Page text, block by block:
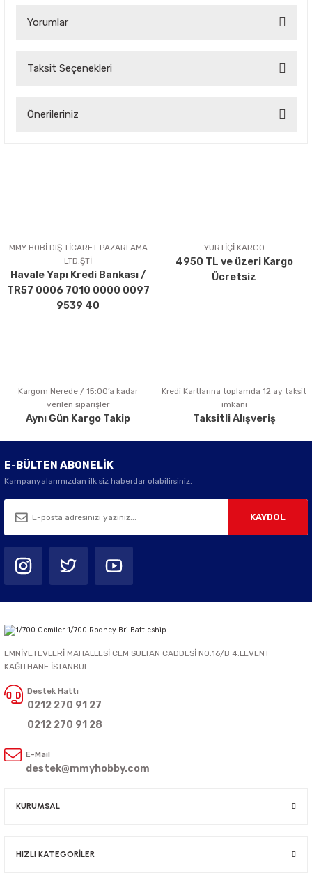
Yorumlar
Taksit Seçenekleri
Önerileriniz
Ürün açıklamasında eksik bilgiler bulunuyor.
Ürün bilgilerinde hatalar bulunuyor.
Ürün fiyatı diğer sitelerden daha pahalı.
Bu ürüne benzer farklı alternatifler olmalı.
Gönder
MMY HOBİ DIŞ TİCARET PAZARLAMA
LTD.ŞTİ
Havale Yapı Kredi Bankası /
TR57 0006 7010 0000 0097
9539 40
YURTİÇİ KARGO
4950 TL ve üzeri Kargo
Ücretsiz
Kargom Nerede / 15:00’a kadar
verilen siparişler
Aynı Gün Kargo Takip
Kredi Kartlarına toplamda 12 ay taksit
imkanı
Taksitli Alışveriş
E-BÜLTEN ABONELİK
Kampanyalarımızdan ilk siz haberdar olabilirsiniz.
KAYDOL
EMNİYETEVLERİ MAHALLESİ CEM SULTAN CADDESİ NO:16/B 4.LEVENT
KAĞITHANE İSTANBUL
Destek Hattı
0212 270 91 27
0212 270 91 28
E-Mail
destek@mmyhobby.com
KURUMSAL
HIZLI KATEGORİLER